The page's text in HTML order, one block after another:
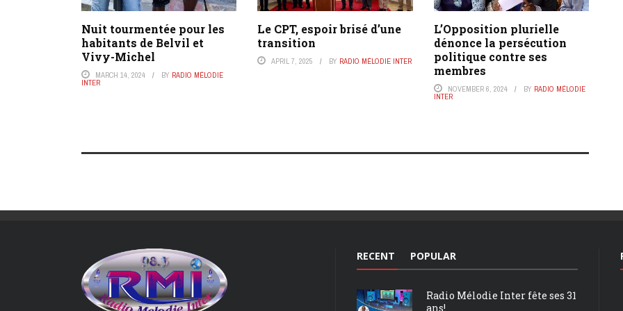
Nuit tourmentée pour les
habitants de Belvil et
Vivy-Michel
MARCH 14, 2024 BY RADIO MÉLODIE
INTER
Le CPT, espoir brisé d’une
transition
APRIL 7, 2025 BY RADIO MÉLODIE INTER
L’Opposition plurielle
dénonce la persécution
politique contre ses
membres
NOVEMBER 6, 2024 BY RADIO MÉLODIE
INTER
RECENT POPULAR
Radio Mélodie Inter fête ses 31
ans!